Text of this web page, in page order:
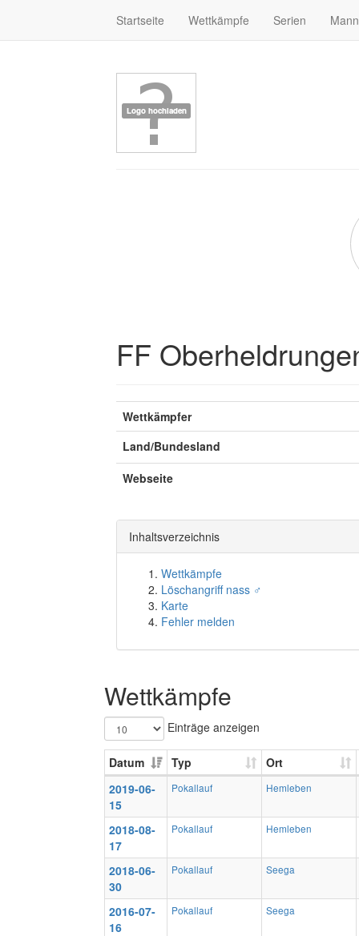
Startseite Wettkämpfe Serien
FF
Wettkämpfer
Land/Bundesland
Webseite
Inhaltsverzeichnis
Wettkämpfe
Löschangriff nass ♂
Karte
Fehler melden
Wettkämpfe
Einträge anzeigen
Datum Typ
Ort
2019-06-
15
Pokallauf Hemleben
2018-08-
17
Pokallauf Hemleben
2018-06-
30
Pokallauf Seega
2016-07-
16
Pokallauf Seega